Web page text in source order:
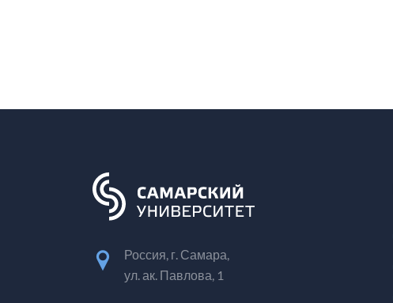
Россия, г. Самара,
ул. ак. Павлова, 1